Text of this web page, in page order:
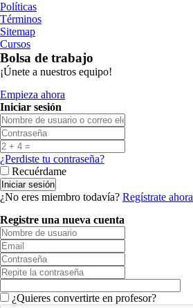
Políticas
Términos
Sitemap
Cursos
Bolsa de trabajo
¡Únete a nuestros equipo!
Empieza ahora
Iniciar sesión
¿Perdiste tu contraseña?
Recuérdame
¿No eres miembro todavía? Regístrate ahora
Registre una nueva cuenta
¿Quieres convertirte en profesor?